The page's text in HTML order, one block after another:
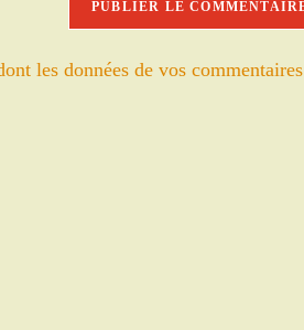
(facultatif)
les données de vos commentaires